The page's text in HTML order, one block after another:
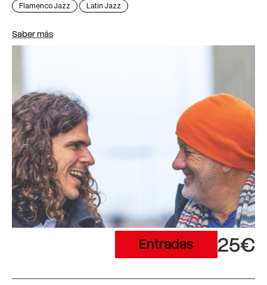
Flamenco Jazz Latin Jazz
Saber más
Entradas 25€